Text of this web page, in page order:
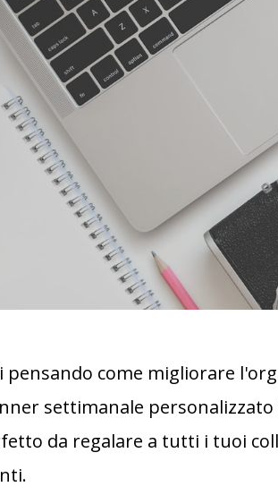
pensando come migliorare
settimanale
da regalare a tutti i tuoi